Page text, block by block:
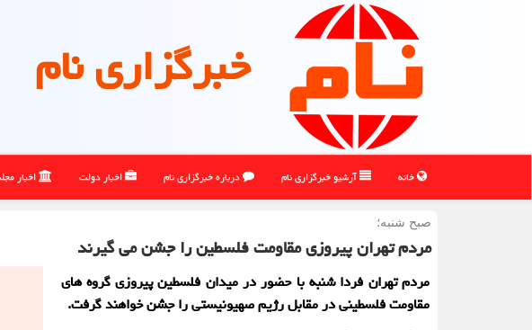
خبرگزاری نام
خانه آرشیو خبرگزاری نام درباره خبرگزاری نام اخبار دولت اخبار
صبح شنبه؛
مردم تهران پیروزی مقاومت فلسطین را جشن می گیرند
مردم تهران فردا شنبه با حضور در میدان فلسطین پیروزی گروه های
مقاومت فلسطینی در مقابل رژیم صهیونیستی را جشن خواهند گرفت.